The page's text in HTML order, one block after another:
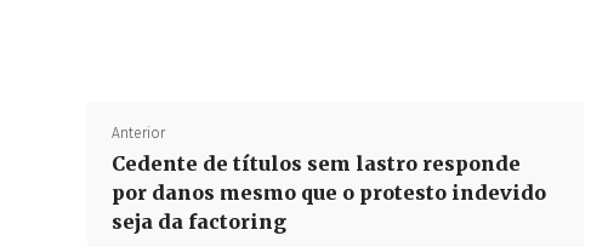
Anterior
Cedente de títulos sem lastro responde
por danos mesmo que o protesto indevido
seja da factoring